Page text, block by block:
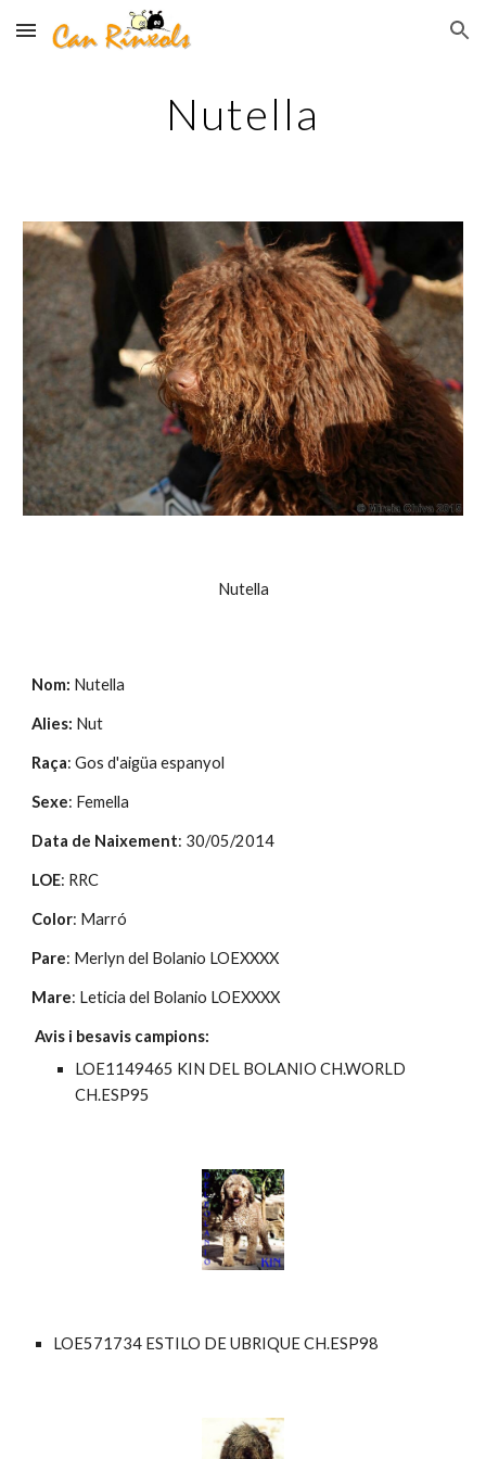
Skip to main content Skip to navigation
Nutella
Nutella
Nom: Nutella
Alies: Nut
Raça: Gos d'aigüa espanyol
Sexe: Femella
Data de Naixement: 30/05/2014
LOE: RRC
Color: Marró
Pare: Merlyn del Bolanio LOEXXXX
Mare: Leticia del Bolanio LOEXXXX
Avis i besavis campions:
LOE1149465 KIN DEL BOLANIO CH.WORLD
CH.ESP95
LOE571734 ESTILO DE UBRIQUE CH.ESP98